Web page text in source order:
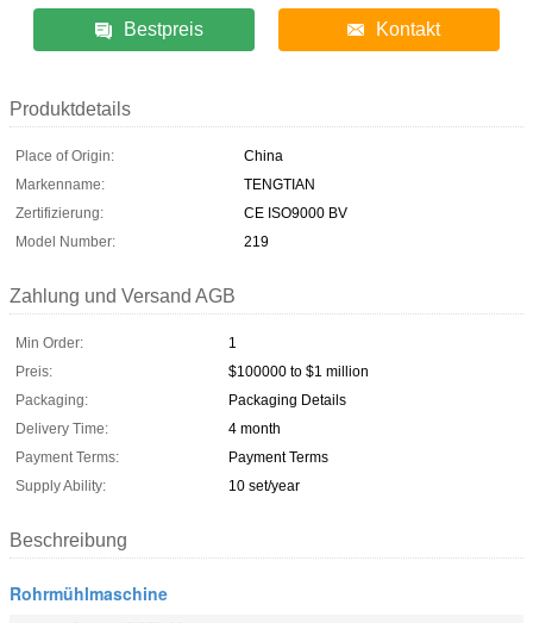
Bestpreis Kontakt
Produktdetails
Place of Origin:
China
Markenname:
TENGTIAN
Zertifizierung:
CE ISO9000 BV
Model Number:
219
Zahlung und Versand AGB
Min Order:
1
Preis:
$100000 to $1 million
Packaging:
Packaging Details
Delivery Time:
4 month
Payment Terms:
Payment Terms
Supply Ability:
10 set/year
Beschreibung
Rohrmühlmaschine